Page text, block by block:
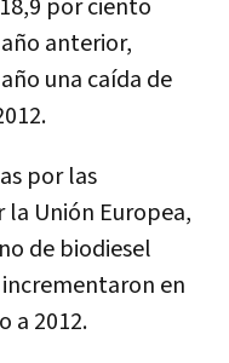
por ciento
anterior,
una caída de
por las
la Unión Europea,
de biodiesel
en
a 2012.